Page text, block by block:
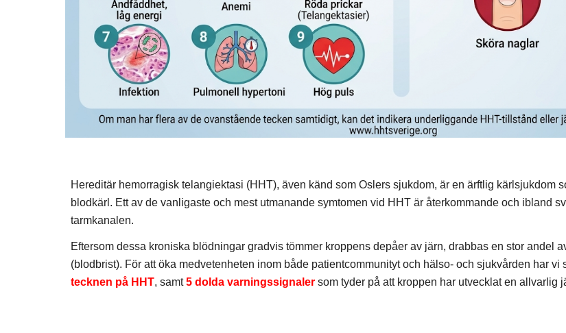
Hereditär hemorragisk telangiektasi (HHT), även känd som Oslers sjukdom, är en ärftlig kärlsjukdom
blodkärl. Ett av de vanligaste och mest utmanande symtomen vid HHT är återkommande och ibland
tarmkanalen.
Eftersom dessa kroniska blödningar gradvis tömmer kroppens depåer av järn, drabbas en stor andel
(blodbrist). För att öka medvetenheten inom både patientcommunityt och hälso- och sjukvården har
tecknen på HHT, samt5 dolda varningssignalersom tyder på att kroppen har utvecklat en allvarlig